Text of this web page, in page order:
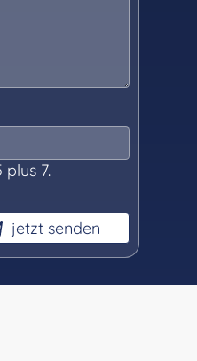
plus 7.
jetzt senden